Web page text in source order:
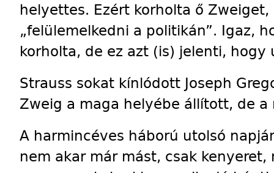
helyettes. Ezért korholta ő
„felülemelkedni a politikán”. Igaz,
korholta, de ez azt (is) jelenti,
Strauss sokat kínlódott Joseph
Zweig a maga helyébe állított, de a
A harmincéves háború utolsó
nem akar már mást, csak